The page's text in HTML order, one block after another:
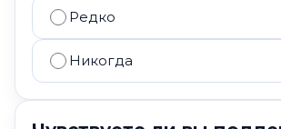
Редко
Никогда